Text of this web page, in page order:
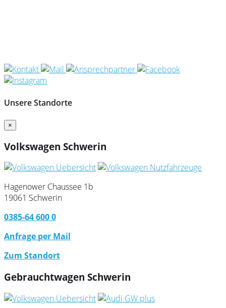
Unsere Standorte
×
Volkswagen Schwerin
Hagenower Chaussee 1b
19061 Schwerin
0385-64 600 0
Anfrage per Mail
Zum Standort
Gebrauchtwagen Schwerin